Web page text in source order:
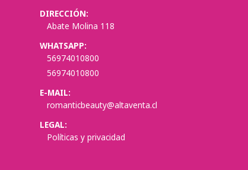
DIRECCIÓN:
Abate Molina 118
WHATSAPP:
56974010800
56974010800
E-MAIL:
romanticbeauty@altaventa.cl
LEGAL:
Políticas y privacidad